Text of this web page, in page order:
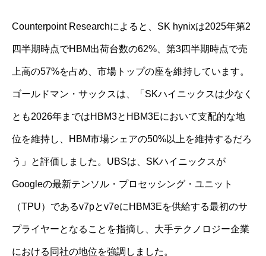
Counterpoint Researchによると、SK hynixは2025年第2
四半期時点でHBM出荷台数の62%、第3四半期時点で売
上高の57%を占め、市場トップの座を維持しています。
ゴールドマン・サックスは、「SKハイニックスは少なく
とも2026年まではHBM3とHBM3Eにおいて支配的な地
位を維持し、HBM市場シェアの50%以上を維持するだろ
う」と評価しました。UBSは、SKハイニックスが
Googleの最新テンソル・プロセッシング・ユニット
（TPU）であるv7pとv7eにHBM3Eを供給する最初のサ
プライヤーとなることを指摘し、大手テクノロジー企業
における同社の地位を強調しました。